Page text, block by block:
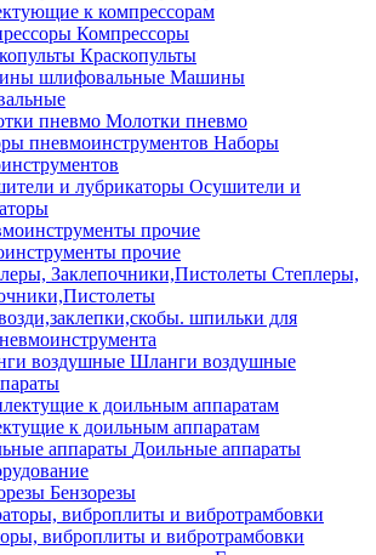
к компрессорам
Компрессоры
Краскопульты
Машины
Молотки пневмо
Наборы
Осушители и
прочие
Степлеры,
шпильки для
Шланги воздушные
к доильным аппаратам
Доильные аппараты
Бензорезы
виброплиты и вибротрамбовки